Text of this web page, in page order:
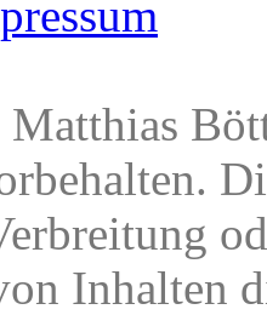
Inhalten